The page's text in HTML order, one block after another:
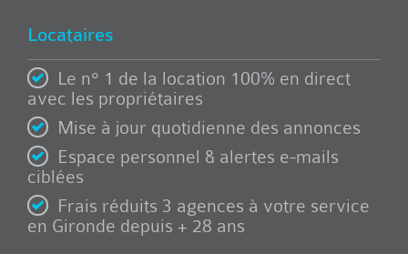
Locataires
Le n° 1 de la location 100% en direct
avec les propriétaires
Mise à jour quotidienne des annonces
Espace personnel & alertes e-mails
ciblées
Frais réduits 3 agences à votre service
en Gironde depuis + 28 ans